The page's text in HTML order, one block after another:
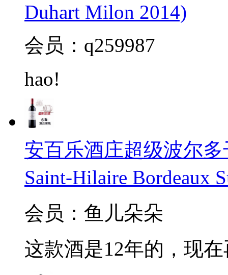
Duhart Milon 2014)
会员：q259987
hao!
安百乐酒庄超级波尔多
Saint-Hilaire Bordeaux
会员：鱼儿朵朵
这款酒是12年的，现